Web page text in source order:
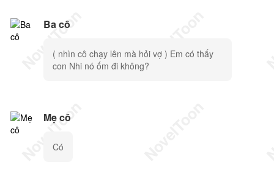
Ba cô
( nhìn cô chạy lên mà hỏi vợ ) Em có thấy
con Nhi nó ốm đi không?
Mẹ cô
Có